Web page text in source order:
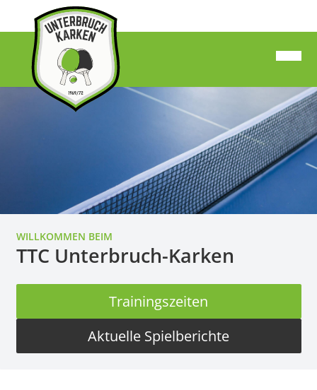
WILLKOMMEN BEIM
TTC Unterbruch-Karken
Trainingszeiten
Aktuelle Spielberichte